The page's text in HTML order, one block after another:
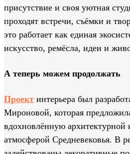
присутствие и своя уютная
проходят встречи, съёмки и
это работает как единая
искусство, ремёсла, идеи и
А теперь можем продолжать
Проект интерьера был
Мироновой, которая
вдохновлённую архитектурной
атмосферой Средневековья. В